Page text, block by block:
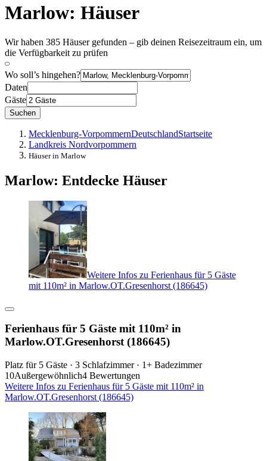
Marlow: Häuser
Wir haben 385 Häuser gefunden – gib deinen Reisezeitraum ein, um
die Verfügbarkeit zu prüfen
Wo soll’s hingehen?
Daten
Gäste
Suchen
Mecklenburg-VorpommernDeutschlandStartseite
Landkreis Nordvorpommern
Häuser in Marlow
Marlow: Entdecke Häuser
Weitere Infos zu Ferienhaus für 5 Gäste
mit 110m² in Marlow.OT.Gresenhorst (186645)
Ferienhaus für 5 Gäste mit 110m² in
Marlow.OT.Gresenhorst (186645)
Platz für 5 Gäste · 3 Schlafzimmer · 1+ Badezimmer
10Außergewöhnlich4 Bewertungen
Weitere Infos zu Ferienhaus für 5 Gäste mit 110m² in
Marlow.OT.Gresenhorst (186645)